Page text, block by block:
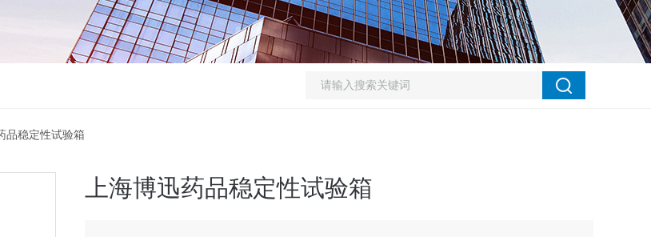
品稳定性试验箱
上海博迅药品稳定性试验箱